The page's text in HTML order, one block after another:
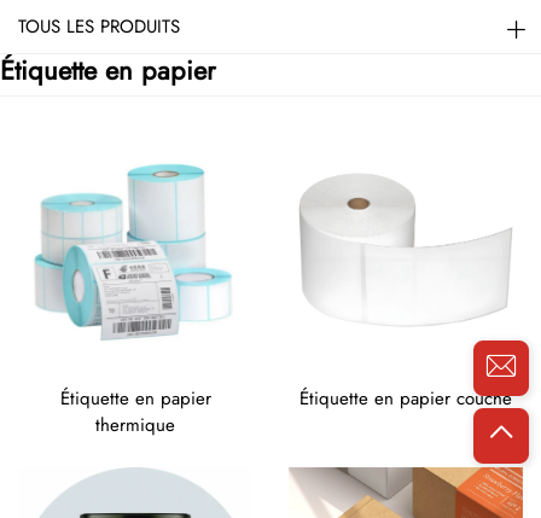
TOUS LES PRODUITS
Étiquette en papier
Étiquette en papier
thermique
Étiquette en papier couché